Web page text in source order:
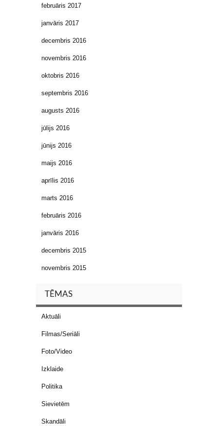
februāris 2017
janvāris 2017
decembris 2016
novembris 2016
oktobris 2016
septembris 2016
augusts 2016
jūlijs 2016
jūnijs 2016
maijs 2016
aprīlis 2016
marts 2016
februāris 2016
janvāris 2016
decembris 2015
novembris 2015
TĒMAS
Aktuāli
Filmas/Seriāli
Foto/Video
Izklaide
Politika
Sievietēm
Skandāli